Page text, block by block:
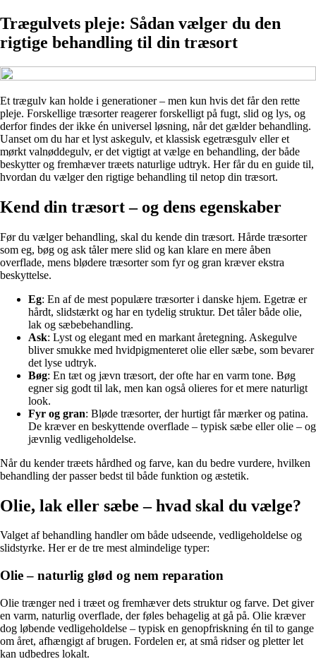
Trægulvets pleje: Sådan vælger du den
rigtige behandling til din træsort
Et trægulv kan holde i generationer – men kun hvis det får den rette
pleje. Forskellige træsorter reagerer forskelligt på fugt, slid og lys, og
derfor findes der ikke én universel løsning, når det gælder behandling.
Uanset om du har et lyst askegulv, et klassisk egetræsgulv eller et
mørkt valnøddegulv, er det vigtigt at vælge en behandling, der både
beskytter og fremhæver træets naturlige udtryk. Her får du en guide til,
hvordan du vælger den rigtige behandling til netop din træsort.
Kend din træsort – og dens egenskaber
Før du vælger behandling, skal du kende din træsort. Hårde træsorter
som eg, bøg og ask tåler mere slid og kan klare en mere åben
overflade, mens blødere træsorter som fyr og gran kræver ekstra
beskyttelse.
Eg: En af de mest populære træsorter i danske hjem. Egetræ er
hårdt, slidstærkt og har en tydelig struktur. Det tåler både olie,
lak og sæbebehandling.
Ask: Lyst og elegant med en markant åretegning. Askegulve
bliver smukke med hvidpigmenteret olie eller sæbe, som bevarer
det lyse udtryk.
Bøg: En tæt og jævn træsort, der ofte har en varm tone. Bøg
egner sig godt til lak, men kan også olieres for et mere naturligt
look.
Fyr og gran: Bløde træsorter, der hurtigt får mærker og patina.
De kræver en beskyttende overflade – typisk sæbe eller olie – og
jævnlig vedligeholdelse.
Når du kender træets hårdhed og farve, kan du bedre vurdere, hvilken
behandling der passer bedst til både funktion og æstetik.
Olie, lak eller sæbe – hvad skal du vælge?
Valget af behandling handler om både udseende, vedligeholdelse og
slidstyrke. Her er de tre mest almindelige typer:
Olie – naturlig glød og nem reparation
Olie trænger ned i træet og fremhæver dets struktur og farve. Det giver
en varm, naturlig overflade, der føles behagelig at gå på. Olie kræver
dog løbende vedligeholdelse – typisk en genopfriskning én til to gange
om året, afhængigt af brugen. Fordelen er, at små ridser og pletter let
kan udbedres lokalt.